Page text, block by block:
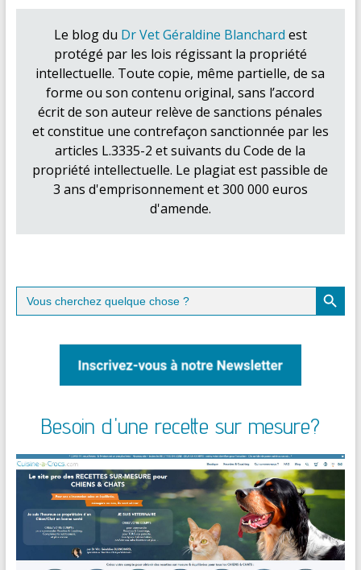
Le blog du Dr Vet Géraldine Blanchard est
protégé par les lois régissant la propriété
intellectuelle. Toute copie, même partielle, de sa
forme ou son contenu original, sans l’accord
écrit de son auteur relève de sanctions pénales
et constitue une contrefaçon sanctionnée par les
articles L.3335-2 et suivants du Code de la
propriété intellectuelle. Le plagiat est passible de
3 ans d'emprisonnement et 300 000 euros
d'amende.
Search
for:
Search Button
Besoin d'une recette sur mesure?